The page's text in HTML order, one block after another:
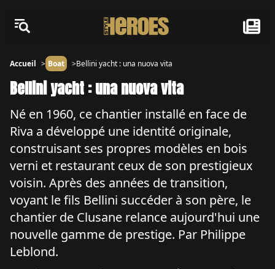
Accueil Boat Bellini yacht : una nuova vita
Bellini yacht : una nuova vita
Né en 1960, ce chantier installé en face de
Riva a développé une identité originale,
construisant ses propres modèles en bois
verni et restaurant ceux de son prestigieux
voisin. Après des années de transition,
voyant le fils Bellini succéder à son père, le
chantier de Clusane relance aujourd'hui une
nouvelle gamme de prestige. Par Philippe
Leblond.